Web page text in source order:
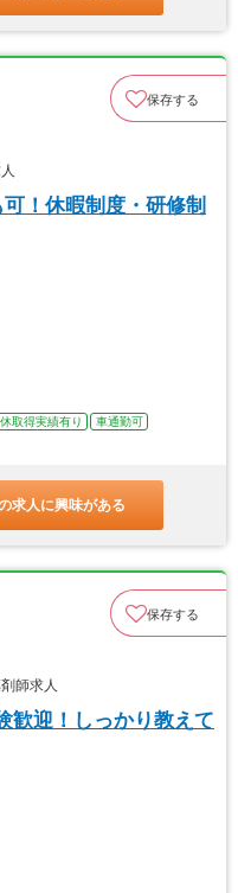
保存する
！休暇制度・研修制
取得実績有り
車通勤可
求人に興味がある
保存する
師求人
歓迎！しっかり教えて